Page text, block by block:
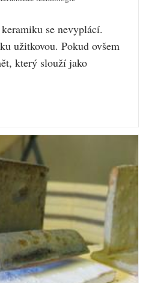
se nevyplácí.
užitkovou. Pokud ovšem
který slouží jako